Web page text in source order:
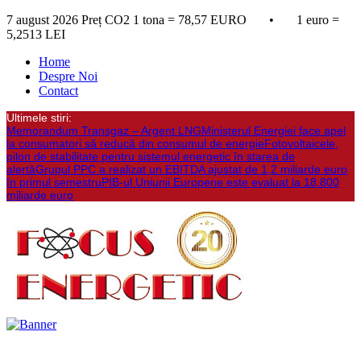
7 august 2026 Preț CO2 1 tona = 78,57 EURO • 1 euro =
5,2513 LEI
Home
Despre Noi
Contact
Ultimele stiri:
Memorandum Transgaz – Argent LNGMinisterul Energiei face apel
la consumatori să reducă din consumul de energieFotovoltaicele,
pilon de stabilitate pentru sistemul energetic în starea de
alertăGrupul PPC a realizat un EBITDA ajustat de 1,2 miliarde euro
în primul semestruPIB-ul Uniunii Europene este evaluat la 18.800
miliarde euro